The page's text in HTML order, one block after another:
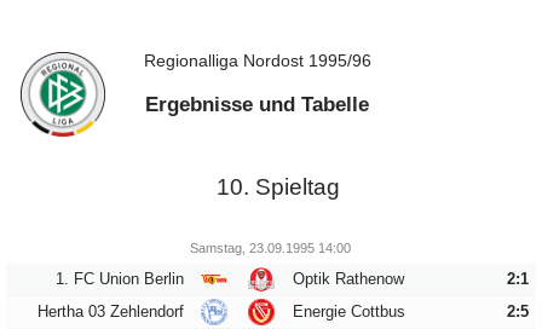
Presseschau
Saisonstatistik
Spielerarchiv
Gegnerarchiv
Spielplan
Einsätze
Torschützen
Tabellensituation
5
6 7
8
9
10 11
12
25
26 27
28
29
30 31
32
33
34
Regionalliga Nordost 1995/96
Ergebnisse und Tabelle
10. Spieltag
Samstag, 23.09.1995 14:00
1. FC Union Berlin Optik Rathenow
2:1
Hertha 03 Zehlendorf
Energie Cottbus
2:5